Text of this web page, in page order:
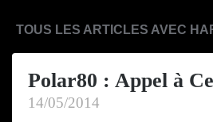
TOUS LES ARTICLES AVEC
Polar80 : Appel à
14/05/2014